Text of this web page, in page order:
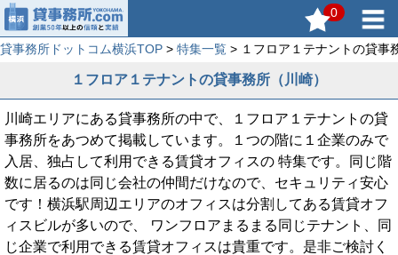
0
貸事務所ドットコム横浜TOP > 特集一覧 > １フロア１テナントの貸事
１フロア１テナントの貸事務所（川崎）
川崎エリアにある貸事務所の中で、１フロア１テナントの貸
事務所をあつめて掲載しています。１つの階に１企業のみで
入居、独占して利用できる賃貸オフィスの 特集です。同じ階
数に居るのは同じ会社の仲間だけなので、セキュリティ安心
です！横浜駅周辺エリアのオフィスは分割してある賃貸オフ
ィスビルが多いので、 ワンフロアまるまる同じテナント、同
じ企業で利用できる賃貸オフィスは貴重です。是非ご検討く